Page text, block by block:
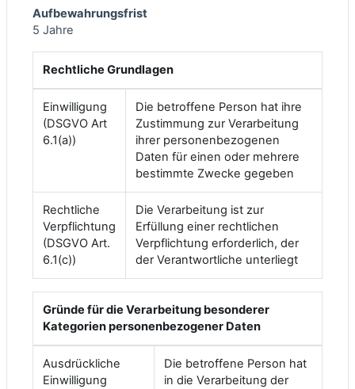
Aufbewahrungsfrist
5 Jahre
Rechtliche Grundlagen
Einwilligung
(DSGVO Art
6.1(a))
Die betroffene Person hat ihre
Zustimmung zur Verarbeitung
ihrer personenbezogenen
Daten für einen oder mehrere
bestimmte Zwecke gegeben
Rechtliche
Verpflichtung
(DSGVO Art.
6.1(c))
Die Verarbeitung ist zur
Erfüllung einer rechtlichen
Verpflichtung erforderlich, der
der Verantwortliche unterliegt
Gründe für die Verarbeitung besonderer
Kategorien personenbezogener Daten
Ausdrückliche
Einwilligung
Die betroffene Person hat
in die Verarbeitung der